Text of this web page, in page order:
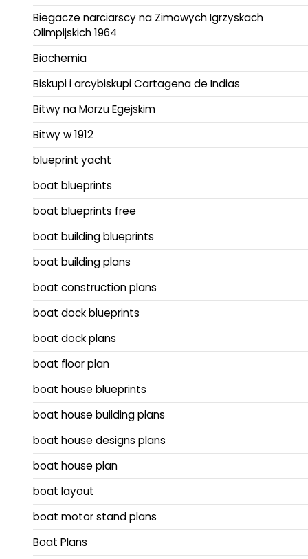
Biegacze narciarscy na Zimowych Igrzyskach
Olimpijskich 1964
Biochemia
Biskupi i arcybiskupi Cartagena de Indias
Bitwy na Morzu Egejskim
Bitwy w 1912
blueprint yacht
boat blueprints
boat blueprints free
boat building blueprints
boat building plans
boat construction plans
boat dock blueprints
boat dock plans
boat floor plan
boat house blueprints
boat house building plans
boat house designs plans
boat house plan
boat layout
boat motor stand plans
Boat Plans